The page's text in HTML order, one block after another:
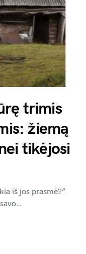
trimis
žiemą
tikėjosi
iš jos prasmė?”